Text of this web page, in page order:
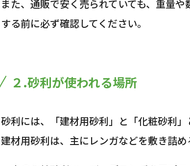
また、通販で安く売られていても、重量
する前に必ず確認してください。
２.砂利が使われる場所
砂利には、「建材用砂利」と「化粧砂利」
建材用砂利は、主にレンガなどを敷き詰